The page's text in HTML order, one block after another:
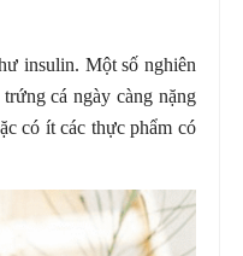
insulin. Một số nghiên
cá ngày càng nặng
có ít các thực phẩm có